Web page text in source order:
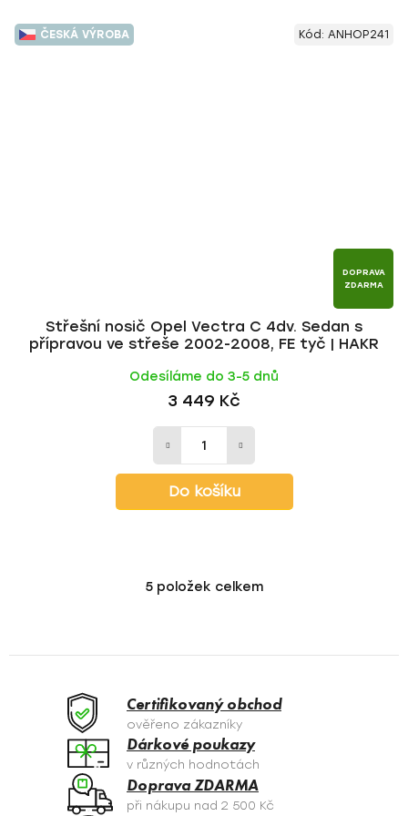
ČESKÁ VÝROBA
DOPRAVA
ZDARMA
Střešní nosič Opel Vectra C 4dv. Sedan s
přípravou ve střeše 2002-2008, FE tyč | HAKR
Odesíláme do 3-5 dnů
3 449 Kč
Do košíku
Kód: ANHOP241
O
á
c
í
p
r
v
5položek celkem
Certifikovaný obchod
ověřeno zákazníky
Dárkové poukazy
v různých hodnotách
Doprava ZDARMA
při nákupu nad 2 500 Kč